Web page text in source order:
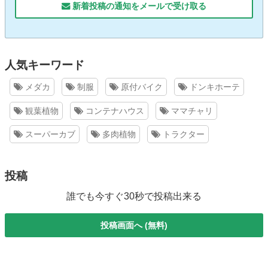
新着投稿の通知をメールで受け取る
人気キーワード
メダカ 制服 原付バイク ドンキホーテ
観葉植物 コンテナハウス ママチャリ
スーパーカブ 多肉植物 トラクター
投稿
誰でも今すぐ30秒で投稿出来る
投稿画面へ (無料)